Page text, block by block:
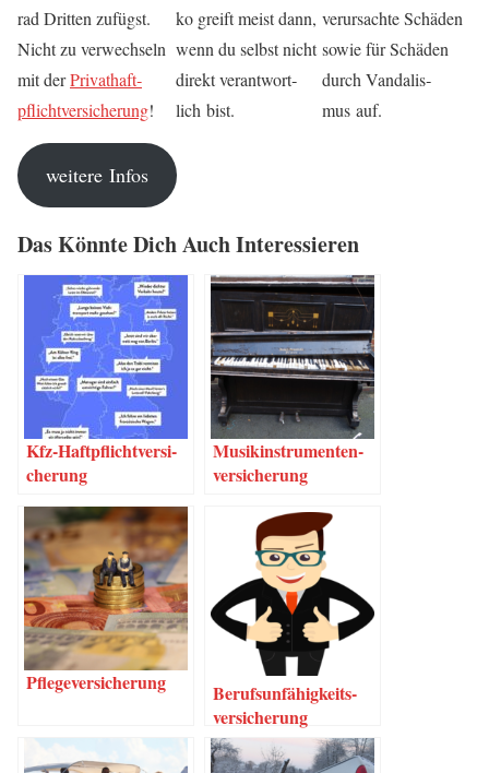
rad Drit­ten zufügst.
Nicht zu ver­wech­seln
mit derPri­vat­haft­
pflicht­ver­si­che­rung!
ko greift meist dann,
wenn du selbst nicht
direkt ver­ant­wort­
lich bist.
ver­ur­sach­te Schä­den
sowie für Schä­den
durch Van­da­lis­
mus auf.
wei­te­re Infos
Das Könn­te Dich Auch Interessieren
Kfz-Haf­t­pflich­t­­ver­­­si­
che­rung
Musik­in­stru­men­ten­
ver­si­che­rung
Pfle­ge­ver­si­che­rung
Berufs­un­fä­hig­keits­
ver­si­che­rung